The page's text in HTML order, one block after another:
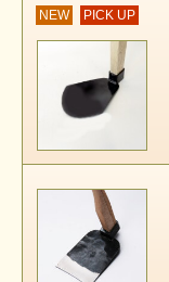
NEW PICK UP